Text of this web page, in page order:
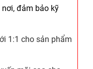
đảm bảo kỹ
1:1 cho sản phẩm